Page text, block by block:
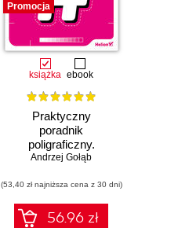
Promocja
książka ebook
Praktyczny
poradnik
poligraficzny.
Procesy
Andrzej Gołąb
(53,40 zł najniższa cena z 30 dni)
56.96 zł